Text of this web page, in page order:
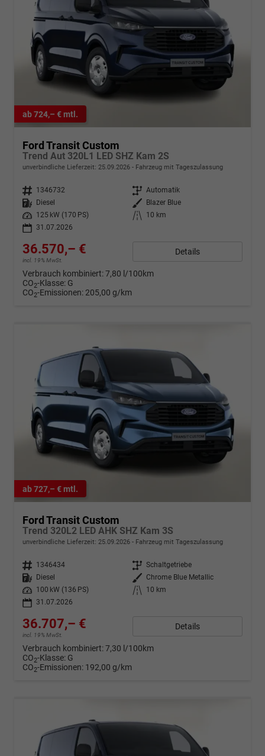
ab 724,– € mtl.
Ford Transit Custom
Trend Aut 320L1 LED SHZ Kam 2S
unverbindliche Lieferzeit: 25.09.2026 Fahrzeug mit Tageszulassung
Fahrzeugnr. 1346732 Getriebe Automatik
Kraftstoff
Diesel Außenfarbe
Blazer Blue
Leistung
125 kW (170 PS) Kilometerstand
10 km
31.07.2026
36.570,– €
incl. 19% MwSt.
Details
Verbrauch kombiniert:7,80 l/100km
CO2-Klasse: G
CO2-Emissionen: 205,00 g/km
ab 727,– € mtl.
Ford Transit Custom
Trend 320L2 LED AHK SHZ Kam 3S
unverbindliche Lieferzeit: 25.09.2026 Fahrzeug mit Tageszulassung
Fahrzeugnr. 1346434 Getriebe Schaltgetriebe
Kraftstoff
Diesel Außenfarbe Chrome Blue Metallic
Leistung
100 kW (136 PS) Kilometerstand
10 km
31.07.2026
36.707,– €
incl. 19% MwSt.
Details
Verbrauch kombiniert:7,30 l/100km
CO2-Klasse: G
CO2-Emissionen: 192,00 g/km